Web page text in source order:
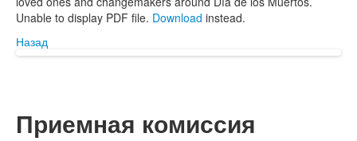
Unable to display PDF file. Download instead.
Назад
Приемная комиссия